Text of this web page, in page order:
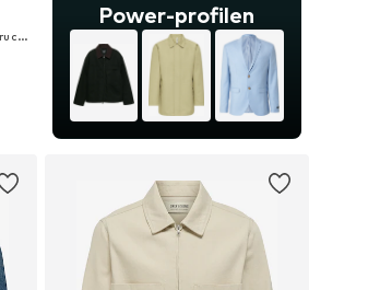
Overgangsjakke 'Relaxed Type III Trucker Jacket'
Power-profilen